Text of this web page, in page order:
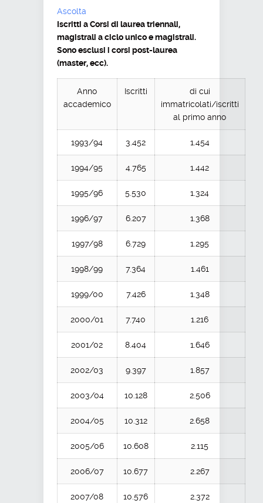
Ascolta
Iscritti a Corsi di laurea triennali,
magistrali a ciclo unico e magistrali.
Sono esclusi i corsi post-laurea
(master, ecc).
Anno
accademico
Iscritti
di cui
immatricolati/iscritti
al primo anno
1993/94 3.452 1.454
1994/95 4.765 1.442
1995/96 5.530 1.324
1996/97 6.207 1.368
1997/98 6.729 1.295
1998/99 7.364 1.461
1999/00 7.426 1.348
2000/01 7.740 1.216
2001/02 8.404 1.646
2002/03 9.397 1.857
2003/04 10.128 2.506
2004/05 10.312 2.658
2005/06 10.608 2.115
2006/07 10.677 2.267
2007/08 10.576 2.372